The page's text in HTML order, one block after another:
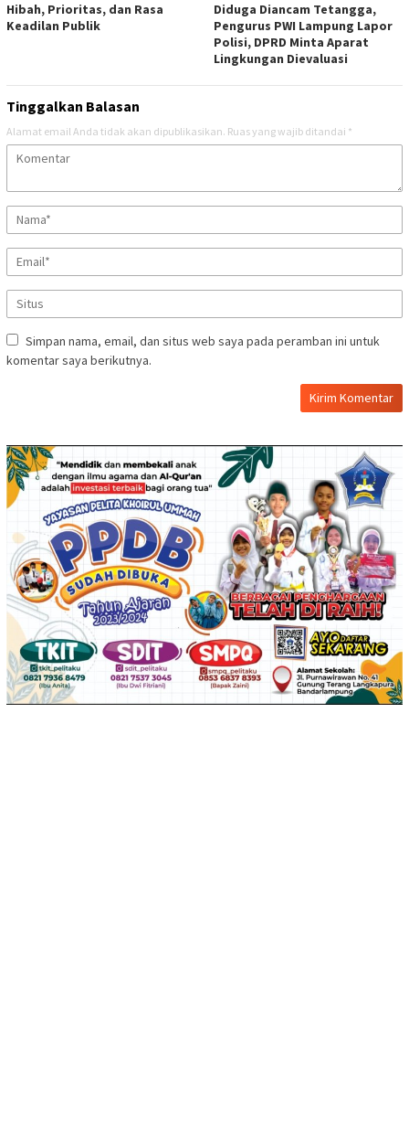
Hibah, Prioritas, dan Rasa
Keadilan Publik
Diduga Diancam Tetangga,
Pengurus PWI Lampung Lapor
Polisi, DPRD Minta Aparat
Lingkungan Dievaluasi
Tinggalkan Balasan
Alamat email Anda tidak akan dipublikasikan. Ruas yang wajib ditandai *
Simpan nama, email, dan situs web saya pada peramban ini untuk
komentar saya berikutnya.